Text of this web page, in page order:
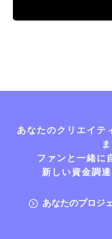
あなたのクリエイテ
ファンと一緒に
新しい資金調
あなたのプロジ